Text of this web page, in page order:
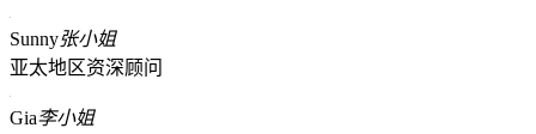
Sunny张小姐
亚太地区资深顾问
Gia李小姐